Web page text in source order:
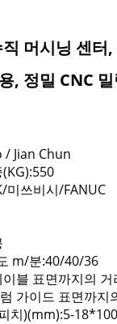
머시닝 센터
, 정밀 CNC
/ Jian Chun
미쓰비시/FANUC
m/분:40/40/36
블 표면까지의
가이드 표면까지
치)(mm):5-18*100